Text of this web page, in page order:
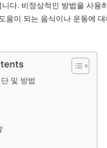
다. 비정상적인 방법을 사용
움이 되는 음식이나 운동에
및 방법